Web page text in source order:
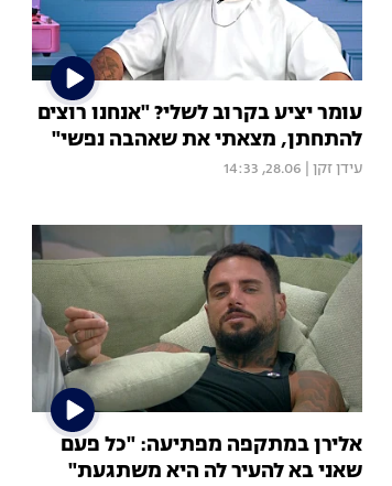
עומר יציע בקרוב לשלי? "אנחנו רוצים
להתחתן, מצאתי את שאהבה נפשי"
עידן זקן 28.06, 14:33
אלירן במתקפה מפתיעה: "כל פעם
שאני בא להעיר לה היא משתגעת"